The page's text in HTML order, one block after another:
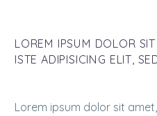
LOREM IPSUM DOLOR
ISTE ADIPISICING ELIT,
Lorem ipsum dolor sit